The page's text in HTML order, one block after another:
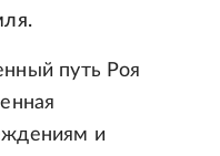
путь Роя
и